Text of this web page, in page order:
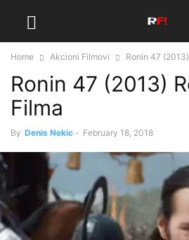
Home Akcioni Filmovi Ronin 47
Ronin 47 (2013)
Filma
By Denis Nekic - February 18, 2018